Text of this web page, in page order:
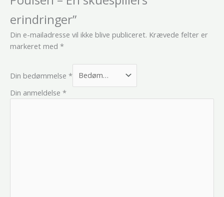
erindringer”
Din e-mailadresse vil ikke blive publiceret. Krævede felter er
markeret med *
Din bedømmelse *
Din anmeldelse *